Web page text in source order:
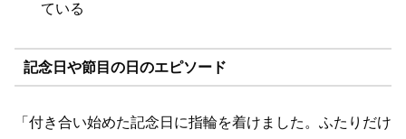
ている
記念日や節目の日のエピソード
「付き合い始めた記念日に指輪を着けました。ふたりだけ